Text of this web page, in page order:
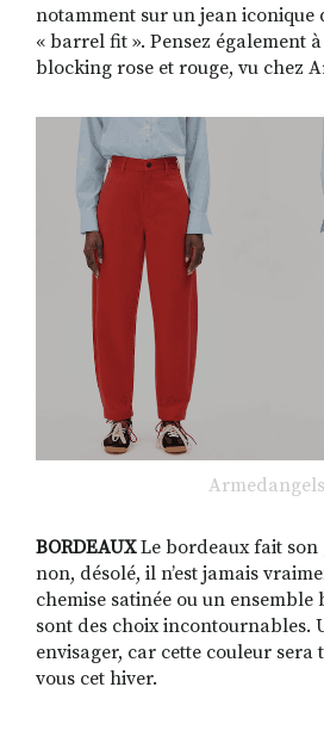
notamment sur un jean iconique
« barrel fit ». Pensez également
blocking rose et rouge, vu chez
Armedangels
BORDEAUXLe bordeaux fait
non, désolé, il n’est jamais
chemise satinée ou un
sont des choix incontournables.
envisager, car cette couleur sera
vous cet hiver.